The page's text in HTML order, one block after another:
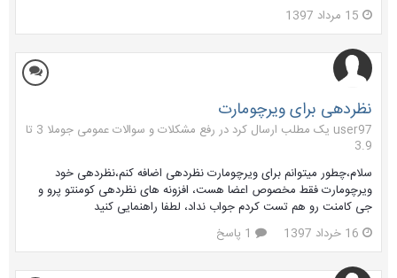
15 مرداد 1397
نظردهی برای ویرچومارت
user97 یک مطلب ارسال کرد در
رفع مشکلات و سوالات عمومی جوملا 3 تا
3.9
سلام،چطور میتوانم برای ویرچومارت نظردهی اضافه کنم،نظردهی خود
ویرچومارت فقط مخصوص اعضا هست، افزونه های نظردهی کومنتو پرو و
جی کامنت رو هم تست کردم جواب نداد، لطفا راهنمایی کنید
16 خرداد 1397